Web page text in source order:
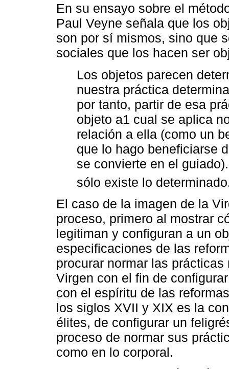
En su ensayo sobre el
Paul Veyne señala que los
son por sí mismos, sino que
sociales que los hacen ser
Los objetos parecen
nuestra práctica
por tanto, partir de esa
objeto a1 cual se aplica
relación a ella (como un
que lo hago beneficiarse
se convierte en el
sólo existe lo
El caso de la imagen de la
proceso, primero al mostrar
legitiman y configuran a un
especificaciones de las
procurar normar las
Virgen con el fin de
con el espíritu de las
los siglos XVII y XIX es la
élites, de configurar un
proceso de normar sus
como en lo corporal.